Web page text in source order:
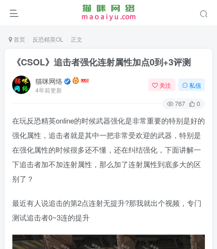
首页 反恐精英OL 正文
《CSOL》追击者强化连射属性加点0到+3评测
猫咪网络
4年前更新
关注 私信
767 0
在玩反恐精英online的时候武器强化是非常重要的特别是好的
强化属性，追击者就是其中一把非常受欢迎的武器，特别是
在强化属性的时候很多还不懂，还在纠结强化，下面讲解一
下追击者加不加连射属性，那么加了连射属性到底多大的区
别了？
最近有人说追击的第2点连射无提升?那我就出个视频，专门
测试追击者0~3连的提升